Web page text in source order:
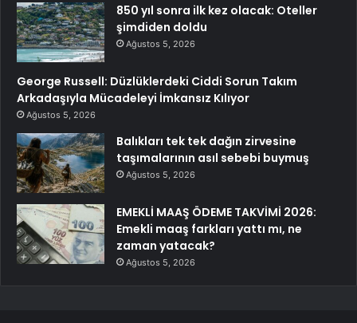
850 yıl sonra ilk kez olacak: Oteller
şimdiden doldu
Ağustos 5, 2026
George Russell: Düzlüklerdeki Ciddi Sorun Takım
Arkadaşıyla Mücadeleyi İmkansız Kılıyor
Ağustos 5, 2026
Balıkları tek tek dağın zirvesine
taşımalarının asıl sebebi buymuş
Ağustos 5, 2026
EMEKLİ MAAŞ ÖDEME TAKVİMİ 2026:
Emekli maaş farkları yattı mı, ne
zaman yatacak?
Ağustos 5, 2026